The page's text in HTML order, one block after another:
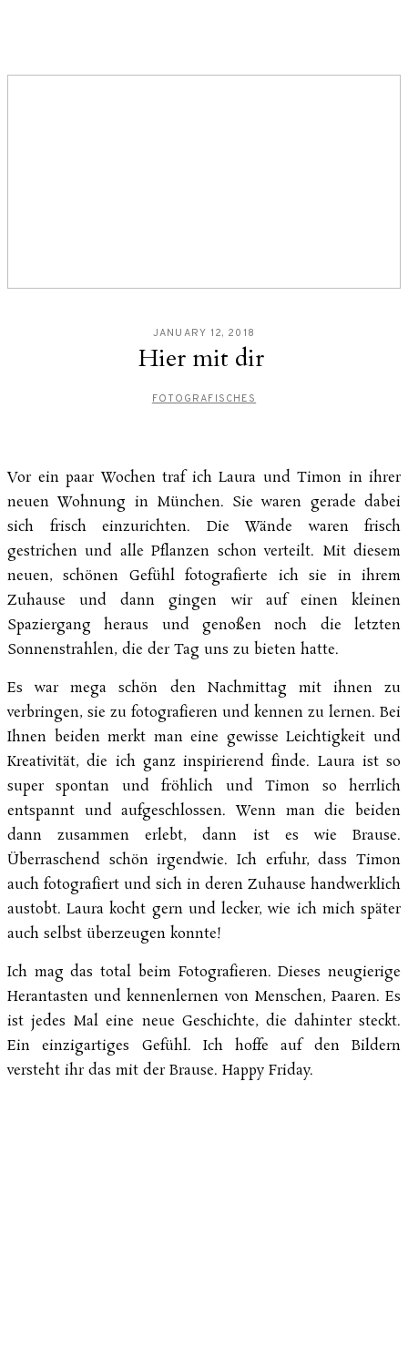
JANUARY 12, 2018
Hier mit dir
FOTOGRAFISCHES
Vor ein paar Wochen traf ich Laura und Timon in ihrer
neuen Wohnung in München. Sie waren gerade dabei
sich frisch einzurichten. Die Wände waren frisch
gestrichen und alle Pflanzen schon verteilt. Mit diesem
neuen, schönen Gefühl fotografierte ich sie in ihrem
Zuhause und dann gingen wir auf einen kleinen
Spaziergang heraus und genoßen noch die letzten
Sonnenstrahlen, die der Tag uns zu bieten hatte.
Es war mega schön den Nachmittag mit ihnen zu
verbringen, sie zu fotografieren und kennen zu lernen. Bei
Ihnen beiden merkt man eine gewisse Leichtigkeit und
Kreativität, die ich ganz inspirierend finde. Laura ist so
super spontan und fröhlich und Timon so herrlich
entspannt und aufgeschlossen. Wenn man die beiden
dann zusammen erlebt, dann ist es wie Brause.
Überraschend schön irgendwie. Ich erfuhr, dass Timon
auch fotografiert und sich in deren Zuhause handwerklich
austobt. Laura kocht gern und lecker, wie ich mich später
auch selbst überzeugen konnte!
Ich mag das total beim Fotografieren. Dieses neugierige
Herantasten und kennenlernen von Menschen, Paaren. Es
ist jedes Mal eine neue Geschichte, die dahinter steckt.
Ein einzigartiges Gefühl. Ich hoffe auf den Bildern
versteht ihr das mit der Brause. Happy Friday.